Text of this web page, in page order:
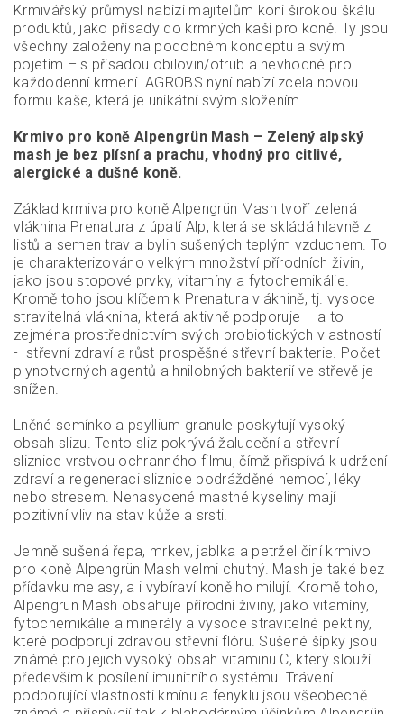
Krmivářský průmysl nabízí majitelům koní širokou škálu
produktů, jako přísady do krmných kaší pro koně. Ty jsou
všechny založeny na podobném konceptu a svým
pojetím – s přísadou obilovin/otrub a nevhodné pro
každodenní krmení. AGROBS nyní nabízí zcela novou
formu kaše, která je unikátní svým složením.
Krmivo pro koně Alpengrün Mash – Zelený alpský
mash je bez plísní a prachu, vhodný pro citlivé,
alergické a dušné koně.
Základ krmiva pro koně Alpengrün Mash tvoří zelená
vláknina Prenatura z úpatí Alp, která se skládá hlavně z
listů a semen trav a bylin sušených teplým vzduchem. To
je charakterizováno velkým množství přírodních živin,
jako jsou stopové prvky, vitamíny a fytochemikálie.
Kromě toho jsou klíčem k Prenatura vláknině, tj. vysoce
stravitelná vláknina, která aktivně podporuje – a to
zejména prostřednictvím svých probiotických vlastností
- střevní zdraví a růst prospěšné střevní bakterie. Počet
plynotvorných agentů a hnilobných bakterií ve střevě je
snížen.
Lněné semínko a psyllium granule poskytují vysoký
obsah slizu. Tento sliz pokrývá žaludeční a střevní
sliznice vrstvou ochranného filmu, čímž přispívá k udržení
zdraví a regeneraci sliznice podrážděné nemocí, léky
nebo stresem. Nenasycené mastné kyseliny mají
pozitivní vliv na stav kůže a srsti.
Jemně sušená řepa, mrkev, jablka a petržel činí krmivo
pro koně Alpengrün Mash velmi chutný. Mash je také bez
přídavku melasy, a i vybíraví koně ho milují. Kromě toho,
Alpengrün Mash obsahuje přírodní živiny, jako vitamíny,
fytochemikálie a minerály a vysoce stravitelné pektiny,
které podporují zdravou střevní flóru. Sušené šípky jsou
známé pro jejich vysoký obsah vitaminu C, který slouží
především k posílení imunitního systému. Trávení
podporující vlastnosti kmínu a fenyklu jsou všeobecně